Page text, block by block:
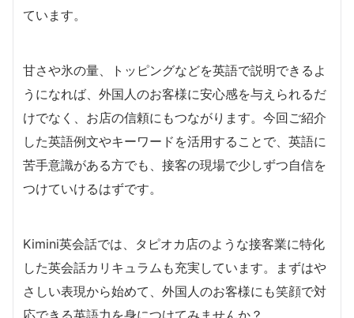
ています。
甘さや氷の量、トッピングなどを英語で説明できるよ
うになれば、外国人のお客様に安心感を与えられるだ
けでなく、お店の信頼にもつながります。今回ご紹介
した英語例文やキーワードを活用することで、英語に
苦手意識がある方でも、接客の現場で少しずつ自信を
つけていけるはずです。
Kimini英会話では、タピオカ店のような接客業に特化
した英会話カリキュラムも充実しています。まずはや
さしい表現から始めて、外国人のお客様にも笑顔で対
応できる英語力を身につけてみませんか？